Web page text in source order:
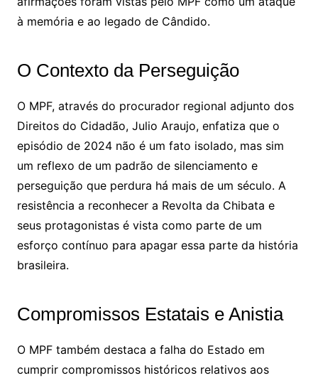
à memória e ao legado de Cândido.
O Contexto da Perseguição
O MPF, através do procurador regional adjunto dos
Direitos do Cidadão, Julio Araujo, enfatiza que o
episódio de 2024 não é um fato isolado, mas sim
um reflexo de um padrão de silenciamento e
perseguição que perdura há mais de um século. A
resistência a reconhecer a Revolta da Chibata e
seus protagonistas é vista como parte de um
esforço contínuo para apagar essa parte da história
brasileira.
Compromissos Estatais e Anistia
O MPF também destaca a falha do Estado em
cumprir compromissos históricos relativos aos